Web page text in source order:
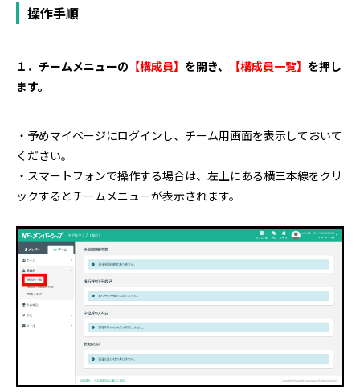
操作手順
１．チームメニューの 【構成員】 を開き、 【構成員一覧】 を押し
ます。
・予めマイページにログインし、チーム用画面を表示しておいて
ください。
・スマートフォンで操作する場合は、左上にある横三本線をクリ
ックするとチームメニューが表示されます。